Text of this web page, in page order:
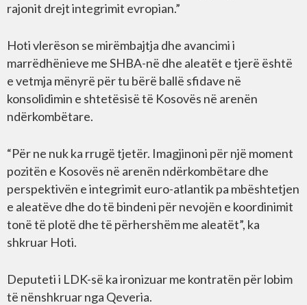
rajonit drejt integrimit evropian.”
Hoti vlerëson se mirëmbajtja dhe avancimi i
marrëdhënieve me SHBA-në dhe aleatët e tjerë është
e vetmja mënyrë për tu bërë ballë sfidave në
konsolidimin e shtetësisë të Kosovës në arenën
ndërkombëtare.
“Për ne nuk ka rrugë tjetër. Imagjinoni për një moment
pozitën e Kosovës në arenën ndërkombëtare dhe
perspektivën e integrimit euro-atlantik pa mbështetjen
e aleatëve dhe do të bindeni për nevojën e koordinimit
tonë të plotë dhe të përhershëm me aleatët”, ka
shkruar Hoti.
Deputeti i LDK-së ka ironizuar me kontratën për lobim
të nënshkruar nga Qeveria.